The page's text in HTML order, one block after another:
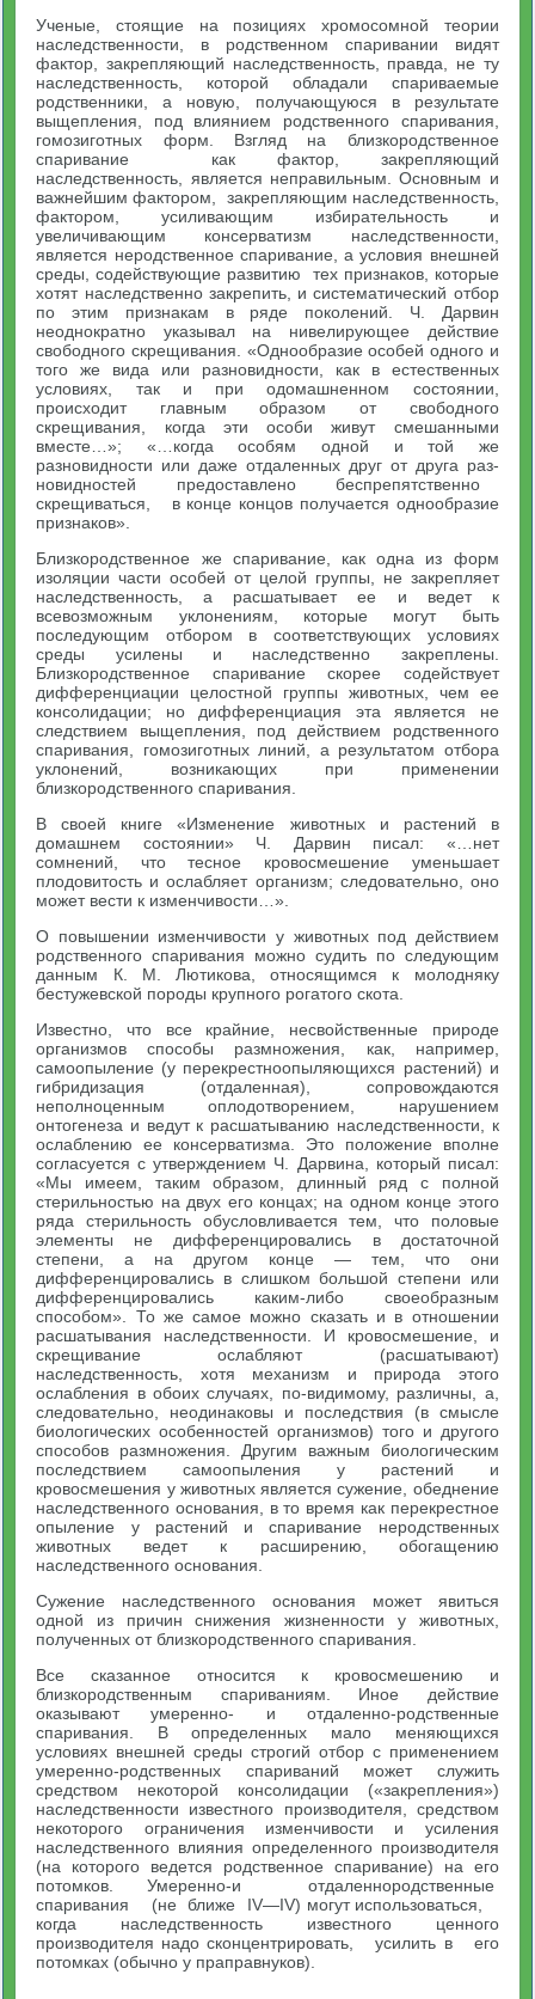
Ученые, стоящие на позициях хромосомной теории
наследствен­ности, в родственном спаривании видят
фактор, закрепляющий наследственность, правда, не ту
наследственность, которой обладали спариваемые
родственники, а новую, получающуюся в результате
выщепления, под влиянием родственного спаривания,
гомозиготных форм. Взгляд на близкородственное
спаривание как фактор, закрепляющий
наследственность, является неправильным. Основ­ным и
важнейшим фактором, закрепляющим наследственность,
фактором, усиливающим избирательность и
увеличивающим кон­серватизм наследственности,
является неродственное спаривание, а условия внешней
среды, содействующие развитию тех призна­ков, которые
хотят наследственно закрепить, и систематический отбор
по этим признакам в ряде поколений. Ч. Дарвин
неоднократ­но указывал на нивелирующее действие
свободного скрещивания. «Однообразие особей одного и
того же вида или разновидности, как в естественных
условиях, так и при одомашненном состоянии,
происходит главным образом от свободного
скрещивания, когда эти особи живут смешанными
вместе…»; «…когда особям одной и той же
разновидности или даже отдаленных друг от друга раз­
новидностей предоставлено беспрепятственно
скрещиваться, в конце концов получается однообразие
признаков».
Близкородственное же спаривание, как одна из форм
изоляции части особей от целой группы, не закрепляет
наследственность, а расшатывает ее и ведет к
всевозможным уклонениям, которые могут быть
последующим отбором в соответствующих условиях
среды усилены и наследственно закреплены.
Близкородственное спаривание скорее содействует
дифференциации целостной группы животных, чем ее
консолидации; но дифференциация эта является не
следствием выщепления, под действием родственного
спаривания, гомозиготных линий, а результатом отбора
уклонений, возникаю­щих при применении
близкородственного спаривания.
В своей книге «Изменение животных и растений в
домашнем состоянии» Ч. Дарвин писал: «…нет
сомнений, что тесное крово­смешение уменьшает
плодовитость и ослабляет организм; сле­довательно, оно
может вести к изменчивости…».
О повышении изменчивости у животных под действием
род­ственного спаривания можно судить по следующим
данным К. М. Лютикова, относящимся к молодняку
бестужевской породы крупного рогатого скота.
Известно, что все крайние, несвойственные природе
организ­мов способы размножения, как, например,
самоопыление (у пере­крестноопыляющихся растений) и
гибридизация (отдаленная), сопровождаются
неполноценным оплодотворением, нарушением
онтогенеза и ведут к расшатыванию наследственности, к
ослабле­нию ее консерватизма. Это положение вполне
согласуется с утверж­дением Ч. Дарвина, который писал:
«Мы имеем, таким образом, длинный ряд с полной
стерильностью на двух его концах; на одном конце этого
ряда стерильность обусловливается тем, что половые
элементы не дифференцировались в достаточной
степени, а на дру­гом конце — тем, что они
дифференцировались в слишком большой степени или
дифференцировались каким-либо своеобразным
способом». То же самое можно сказать и в отношении
расшатыва­ния наследственности. И кровосмешение, и
скрещивание ослабляют (расшатывают)
наследственность, хотя механизм и природа этого
ослабления в обоих случаях, по-видимому, различны, а,
следова­тельно, неодинаковы и последствия (в смысле
биологических особенностей организмов) того и другого
способов размножения. Другим важным биологическим
последствием самоопыления у растений и
кровосмешения у животных является сужение, обеднение
наследственного основания, в то время как перекрестное
опыление у растений и спаривание неродственных
животных ведет к расширению, обогащению
наследственного основания.
Сужение наследственного основания может явиться
одной из причин снижения жизненности у животных,
полученных от близ­кородственного спаривания.
Все сказанное относится к кровосмешению и
близкородствен­ным спариваниям. Иное действие
оказывают умеренно- и отдаленно-родственные
спаривания. В определенных мало меняющихся
условиях внешней среды строгий отбор с применением
умеренно-родственных спариваний может служить
средством некоторой кон­солидации («закрепления»)
наследственности известного производи­теля, средством
некоторого ограничения изменчивости и усиления
наследственного влияния определенного производителя
(на кото­рого ведется родственное спаривание) на его
потомков. Умеренно-и отдаленнородственные
спаривания (не ближе IV—IV) могут использоваться,
когда наследственность известного ценного
производителя надо сконцентрировать, усилить в его
потомках (обычно у праправнуков).